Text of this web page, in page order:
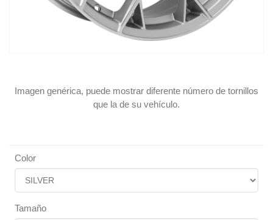
Imagen genérica, puede mostrar diferente número de tornillos
que la de su vehículo.
Color
Tamaño